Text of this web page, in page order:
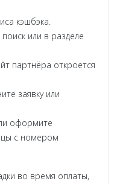
кэшбэка.
или в разделе
партнёра откроется
заявку или
оформите
с номером
во время оплаты,